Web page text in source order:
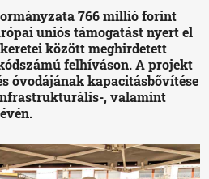
766 millió forint
uniós támogatást nyert el
között meghirdetett
kódszámú felhíváson. A projekt
óvodájának kapacitásbővítése
, valamint